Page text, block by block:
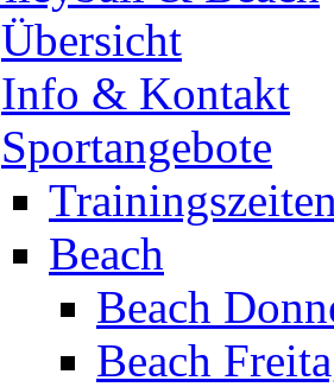
Übersicht
Info & Kontakt
Sportangebote
Beach
Beach
Beach